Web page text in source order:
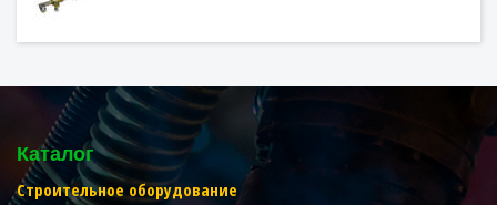
Каталог
Строительное оборудование